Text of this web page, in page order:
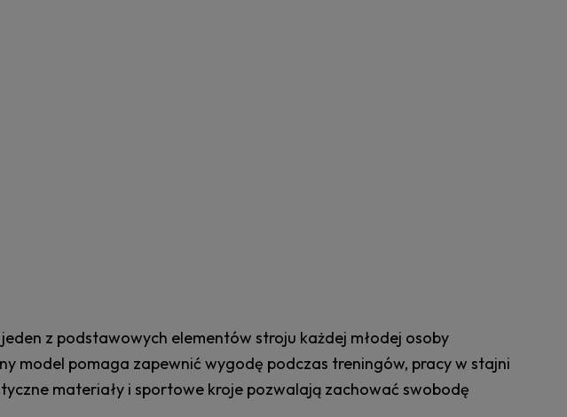
z podstawowych elementów stroju każdej młodej osoby
model pomaga zapewnić wygodę podczas treningów, pracy w stajni
materiały i sportowe kroje pozwalają zachować swobodę